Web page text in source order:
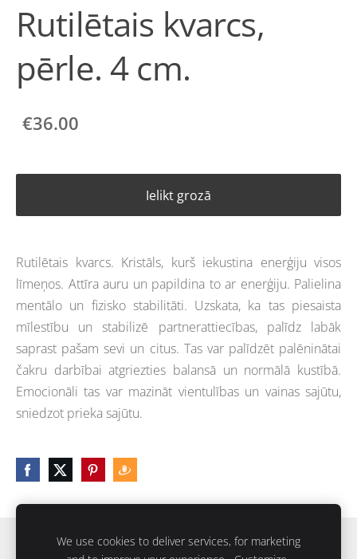
Rutilētais kvarcs,
pērle. 4 cm.
€36.00
Ielikt grozā
Rutilētais kvarcs. Kristāls, kurš iekustina enerģiju visos
līmeņos. Attīra auru un papildina to ar enerģiju. Palielina
mentālo un fizisko stabilitāti. Uzskata, ka tas piesaista
mīlestību un stabilizē partnerattiecības, palīdz labāk
saprast pašam sevi un citus. Tas var palīdzēt palēninātai
čakru darbībai atgriezties balansā un normālā kustībā.
Emocionāli tas var mazināt vientulības un vainas sajūtu,
sniedzot prieka sajūtu.
Sīkdatnes
We use cookies to deliver services, for marketing